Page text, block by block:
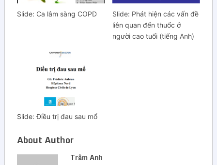
Slide: Ca lâm sàng COPD
Slide: Phát hiện các vấn đề
liên quan đến thuốc ở
người cao tuổi (tiếng Anh)
Slide: Điều trị đau sau mổ
About Author
Trâm Anh